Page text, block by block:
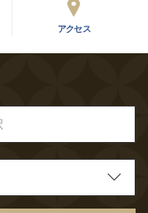
アクセス